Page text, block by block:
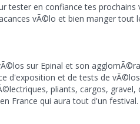
tester en confiance tes prochains
vÃ©lo et bien manger tout
sur Epinal et son
d'exposition et de tests de
pliants, cargos, gravel,
France qui aura tout d'un festival.